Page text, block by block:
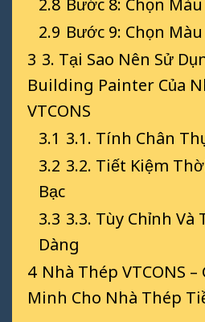
2.8 Bước 8: Chọn
2.9 Bước 9: Chọn
3 3. Tại Sao Nên Sử
Building Painter Của
VTCONS
3.1 3.1. Tính Chân
3.2 3.2. Tiết Kiệm
Bạc
3.3 3.3. Tùy Chỉnh Và
Dàng
4 Nhà Thép VTCONS
Minh Cho Nhà Thép